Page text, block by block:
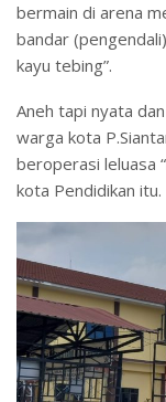
bermain di arena
bandar
kayu tebing”.
Aneh tapi nyata
warga kota
beroperasi leluasa
kota Pendidikan itu.